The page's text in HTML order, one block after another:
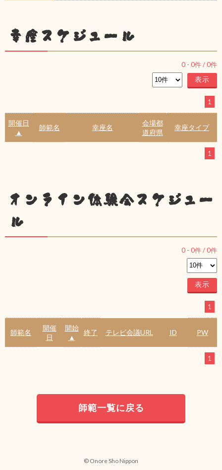
幸座スケジュール
0 - 0件 /0件
1
開催日
▲
師範名 幸座名
会場都
道府県
幸座タイプ
1
オンライン体験会スケジュー
ル
0 - 0件 /0件
1
師範名
開催
日
開始
▲
終了 テレビ会議URL ID PW
1
師範一覧に戻る
© Onore Sho Nippon